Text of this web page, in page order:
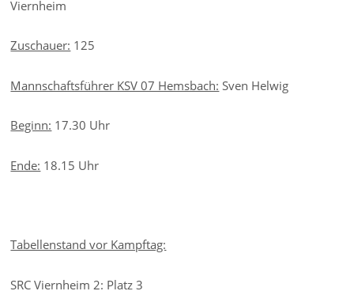
Viernheim
Zuschauer: 125
Mannschaftsführer KSV 07 Hemsbach: Sven Helwig
Beginn: 17.30 Uhr
Ende: 18.15 Uhr
Tabellenstand vor Kampftag:
SRC Viernheim 2: Platz 3